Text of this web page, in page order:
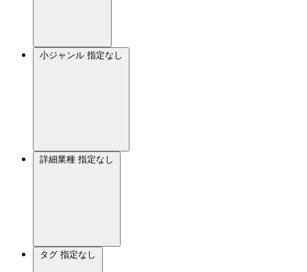
小ジャンル 指定なし
詳細業種 指定なし
タグ 指定なし